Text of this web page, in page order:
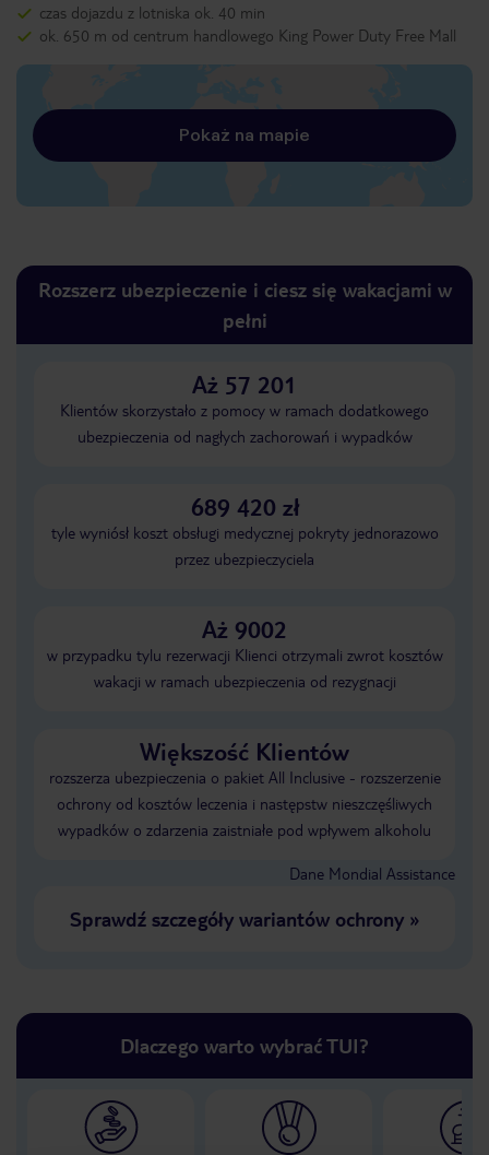
czas dojazdu z lotniska ok. 40 min
ok. 650 m od centrum handlowego King Power Duty Free Mall
Pokaż na mapie
Rozszerz ubezpieczenie i ciesz się wakacjami w
pełni
Aż 57 201
Klientów skorzystało z pomocy w ramach dodatkowego
ubezpieczenia od nagłych zachorowań i wypadków
689 420 zł
tyle wyniósł koszt obsługi medycznej pokryty jednorazowo
przez ubezpieczyciela
Aż 9002
w przypadku tylu rezerwacji Klienci otrzymali zwrot kosztów
wakacji w ramach ubezpieczenia od rezygnacji
Większość Klientów
rozszerza ubezpieczenia o pakiet All Inclusive - rozszerzenie
ochrony od kosztów leczenia i następstw nieszczęśliwych
wypadków o zdarzenia zaistniałe pod wpływem alkoholu
Dane Mondial Assistance
Sprawdź szczegóły wariantów ochrony»
Dlaczego warto wybrać TUI?